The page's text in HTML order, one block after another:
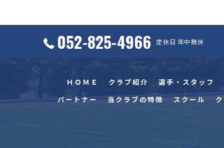
052-825-4966 定休日 年中無休
ＨＯＭＥ クラブ紹介 選手・スタッフ
パートナー
当クラブの特徴 スクール